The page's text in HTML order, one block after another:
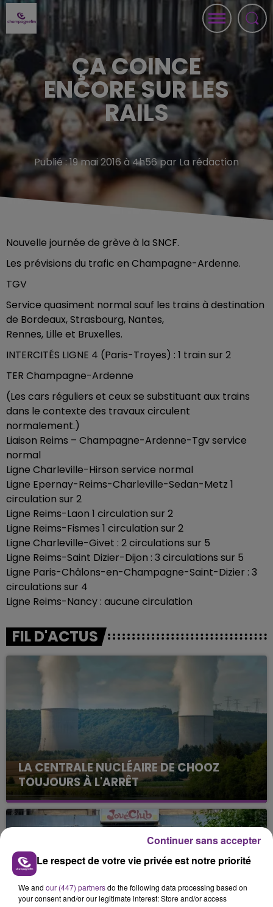
ÇA COINCE
ENCORE SUR LES
RAILS
Publié : 19 mai 2016 à 4h56 par La rédaction
Nouvelle journée de grève à la SNCF.
Les prévisions du trafic en Champagne-Ardenne.
TGV
Service quasiment normal sauf les trains à destination
de Bordeaux, Strasbourg, Nantes,
Rennes, Lille et Bruxelles.
INTERCITÉS LIGNE 4 (Paris-Troyes) : 1 train sur 2
TER Champagne-Ardenne
(Les cars réguliers et ceux se substituant aux trains
dans le contexte des travaux circulent
normalement.)
Liaison Reims – Champagne-Ardenne-Tgv service
normal
Ligne Charleville-Hirson service normal
Ligne Epernay-Reims-Charleville-Sedan-Metz 1
circulation sur 2
Ligne Reims-Laon 1 circulation sur 2
Ligne Reims-Fismes 1 circulation sur 2
Ligne Charleville-Givet : 2 circulations sur 5
Ligne Reims-Saint Dizier-Dijon : 3 circulations sur 5
Ligne Paris-Châlons-en-Champagne-Saint-Dizier : 3
circulations sur 4
Ligne Reims-Nancy : aucune circulation
FIL D'ACTUS
LA CENTRALE NUCLÉAIRE DE CHOOZ
TOUJOURS À L'ARRÊT
Cela fait déjà une semaine que la centrale
nucléaire ardennaise est à l'arrêt. Une situation
justifiée par la sécheresse intense qui est toujours
Le respect de votre vie privée est notre priorité
We and our (447) partnersdo the following data processing based on
your consent and/or our legitimate interest: Store and/or access
Continuer sans accepter